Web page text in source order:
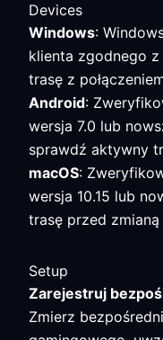
Devices
Windows:
klienta zgodnego
trasę z
Android:
wersja 7.0 lub
sprawdź aktywny
macOS:
wersja 10.15 lub
trasę przed zmianą
Setup
Zarejestruj
Zmierz